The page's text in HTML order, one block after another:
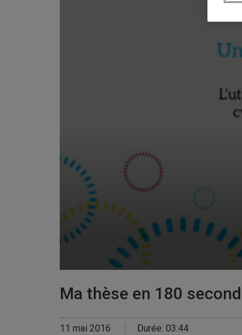
of
0
90%
Ma thèse en 180
11 mai 2016 Durée: 03:44